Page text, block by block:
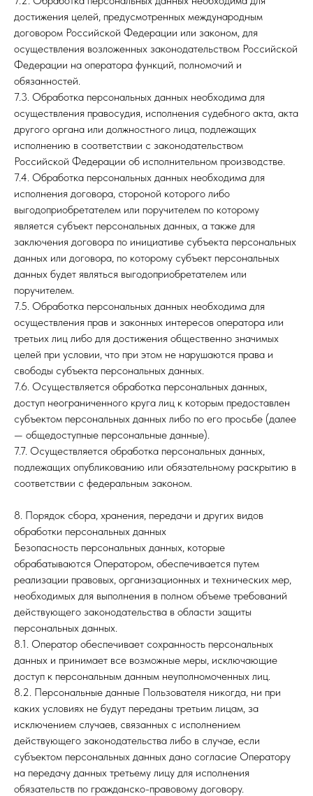
достижения целей, предусмотренных международным
договором Российской Федерации или законом, для
осуществления возложенных законодательством Российской
Федерации на оператора функций, полномочий и
обязанностей.
7.3. Обработка персональных данных необходима для
осуществления правосудия, исполнения судебного акта, акта
другого органа или должностного лица, подлежащих
исполнению в соответствии с законодательством
Российской Федерации об исполнительном производстве.
7.4. Обработка персональных данных необходима для
исполнения договора, стороной которого либо
выгодоприобретателем или поручителем по которому
является субъект персональных данных, а также для
заключения договора по инициативе субъекта персональных
данных или договора, по которому субъект персональных
данных будет являться выгодоприобретателем или
поручителем.
7.5. Обработка персональных данных необходима для
осуществления прав и законных интересов оператора или
третьих лиц либо для достижения общественно значимых
целей при условии, что при этом не нарушаются права и
свободы субъекта персональных данных.
7.6. Осуществляется обработка персональных данных,
доступ неограниченного круга лиц к которым предоставлен
субъектом персональных данных либо по его просьбе (далее
— общедоступные персональные данные).
7.7. Осуществляется обработка персональных данных,
подлежащих опубликованию или обязательному раскрытию в
соответствии с федеральным законом.
8. Порядок сбора, хранения, передачи и других видов
обработки персональных данных
Безопасность персональных данных, которые
обрабатываются Оператором, обеспечивается путем
реализации правовых, организационных и технических мер,
необходимых для выполнения в полном объеме требований
действующего законодательства в области защиты
персональных данных.
8.1. Оператор обеспечивает сохранность персональных
данных и принимает все возможные меры, исключающие
доступ к персональным данным неуполномоченных лиц.
8.2. Персональные данные Пользователя никогда, ни при
каких условиях не будут переданы третьим лицам, за
исключением случаев, связанных с исполнением
действующего законодательства либо в случае, если
субъектом персональных данных дано согласие Оператору
на передачу данных третьему лицу для исполнения
обязательств по гражданско-правовому договору.